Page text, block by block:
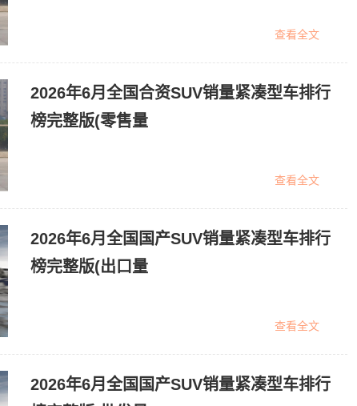
查看全文
2026年6月全国合资SUV销量紧凑型车排行
榜完整版(零售量
查看全文
2026年6月全国国产SUV销量紧凑型车排行
榜完整版(出口量
查看全文
2026年6月全国国产SUV销量紧凑型车排行